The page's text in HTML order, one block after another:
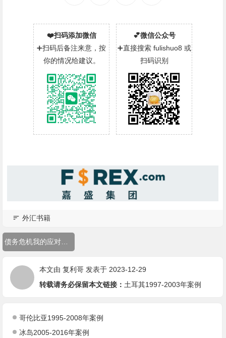
❤️扫码添加微信
➕扫码后备注来意，按
你的情况给建议。
💕微信公众号
➕直接搜索 fulishuo8 或
扫码识别
外汇书籍
本文由复利哥 发表于 2023-12-29
转载请务必保留本文链接： 土耳其1997-2003年案例
哥伦比亚1995-2008年案例
冰岛2005-2016年案例